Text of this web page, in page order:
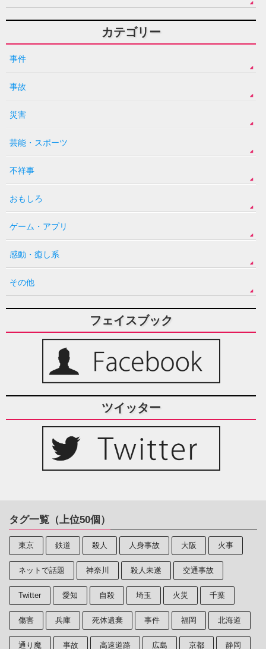
カテゴリー
事件
事故
災害
芸能・スポーツ
不祥事
おもしろ
ゲーム・アプリ
感動・癒し系
その他
フェイスブック
ツイッター
タグ一覧（上位50個）
東京 鉄道 殺人 人身事故 大阪 火事
ネットで話題 神奈川 殺人未遂 交通事故
Twitter 愛知 自殺 埼玉 火災 千葉
傷害 兵庫 死体遺棄 事件 福岡 北海道
通り魔 事故 高速道路 広島 京都 静岡